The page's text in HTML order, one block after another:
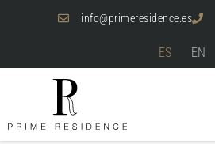
info@primeresidence.es
ES EN